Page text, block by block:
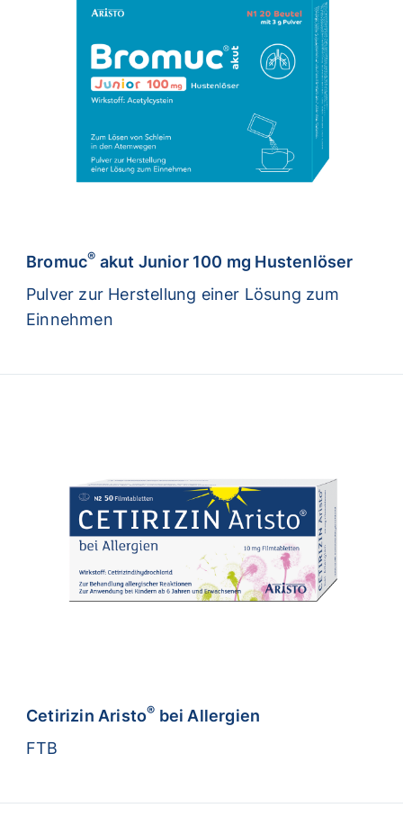
Bromuc® akut Junior 100 mg Hustenlöser
Pulver zur Herstellung einer Lösung zum
Einnehmen
Cetirizin Aristo® bei Allergien
FTB